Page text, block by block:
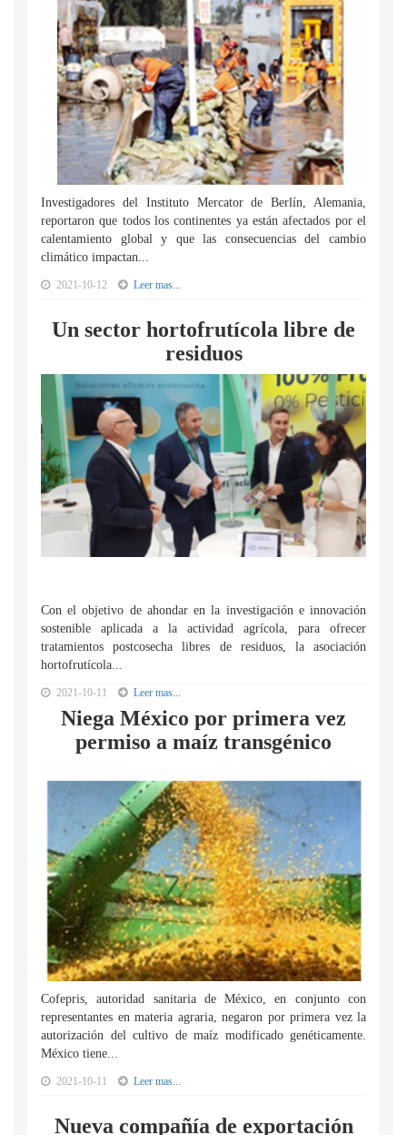
Investigadores del Instituto Mercator de Berlín, Alemania,
reportaron que todos los continentes ya están afectados por el
calentamiento global y que las consecuencias del cambio
climático impactan...
2021-10-12 Leer mas...
Un sector hortofrutícola libre de
residuos
Con el objetivo de ahondar en la investigación e innovación
sostenible aplicada a la actividad agrícola, para ofrecer
tratamientos postcosecha libres de residuos, la asociación
hortofrutícola...
2021-10-11 Leer mas...
Niega México por primera vez
permiso a maíz transgénico
Cofepris, autoridad sanitaria de México, en conjunto con
representantes en materia agraria, negaron por primera vez la
autorización del cultivo de maíz modificado genéticamente.
México tiene...
2021-10-11 Leer mas...
Nueva compañía de exportación